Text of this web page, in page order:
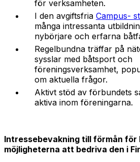
för verksamheten.
I den avgiftsfria Campus-
många intressanta
nybörjare och erfarna
Regelbundna träffar på
sysslar med båtsport och
föreningsverksamhet,
om aktuella frågor.
Aktivt stöd av förbundets
aktiva inom föreningarna.
Intressebevakning till förmån
möjligheterna att bedriva den i